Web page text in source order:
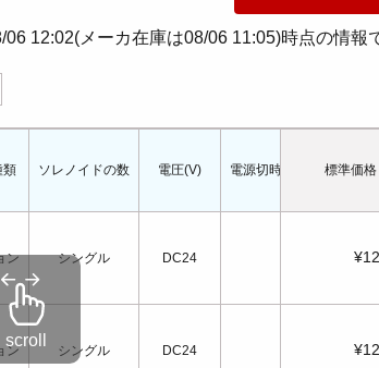
12:02(メーカ在庫は08/06 11:05)時点の情報
類 ソレノイドの数 電圧(V) 電源切時の状態 配管口
ン シングル DC24
ン シングル DC24
標準価格